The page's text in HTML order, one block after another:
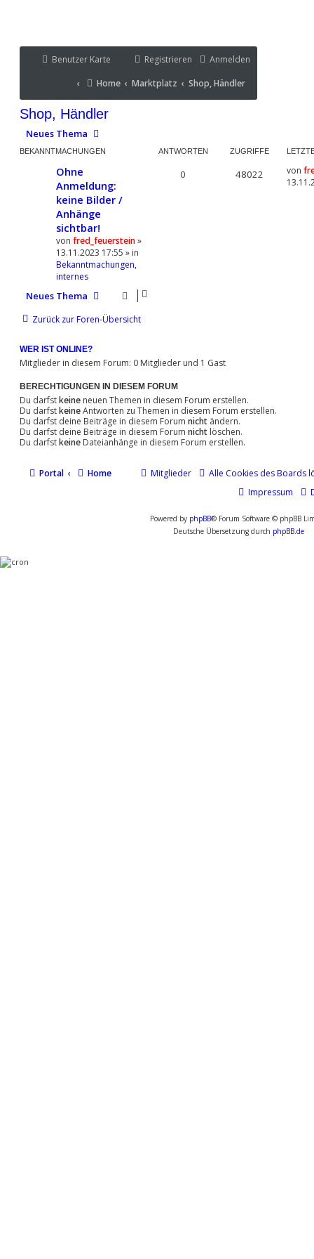
Benutzer Karte Anmelden
Registrieren
Portal
Home Marktplatz Shop, Händler
Benutzer Karte
Home Marktplatz Shop, Händler
Shop, Händler
Neues Thema
BEKANNTMACHUNGEN ANTWORTEN ZUGRIFFE
Ohne
Anmeldung:
keine Bilder /
Anhänge
sichtbar!
von fred_feuerstein»
13.11.2023 17:55 » in
Bekanntmachungen,
internes
0 48022 von
Neues Thema
Zurück zur Foren-Übersicht
WER IST ONLINE?
Mitglieder in diesem Forum: 0 Mitglieder und 1 Gast
BERECHTIGUNGEN IN DIESEM FORUM
Du darfstkeine neuen Themen in diesem Forum erstellen.
Du darfstkeineAntworten zu Themen in diesem Forum erstellen.
Du darfst deine Beiträge in diesem Forum nicht ändern.
Du darfst deine Beiträge in diesem Forum nicht löschen.
Du darfstkeine Dateianhänge in diesem Forum erstellen.
Portal Home Alle Cookies des Boards
Mitglieder
Impressum
Powered by phpBB® Forum Software © phpBB
Deutsche Übersetzung durch phpBB.de